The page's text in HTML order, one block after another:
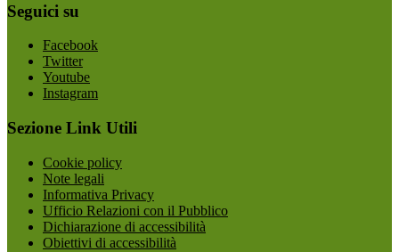
Seguici su
Facebook
Twitter
Youtube
Instagram
Sezione Link Utili
Cookie policy
Note legali
Informativa Privacy
Ufficio Relazioni con il Pubblico
Dichiarazione di accessibilità
Obiettivi di accessibilità